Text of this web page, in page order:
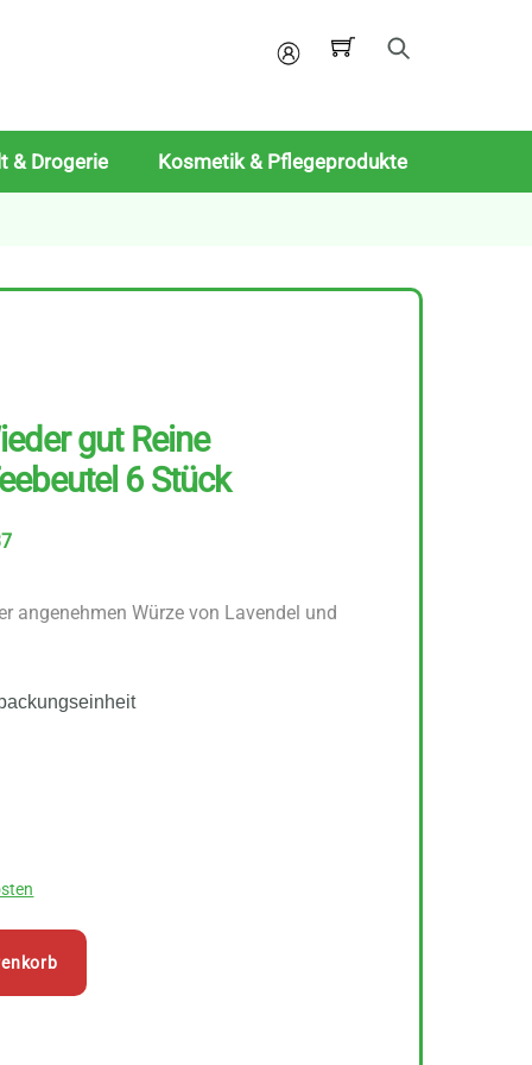
Mein
& Drogerie Kosmetik & Pflegeprodukte
gut Reine
6 Stück
angenehmen Würze von Lavendel und